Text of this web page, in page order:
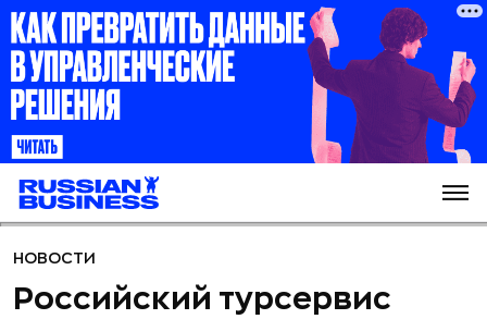
НОВОСТИ
Российский турсервис